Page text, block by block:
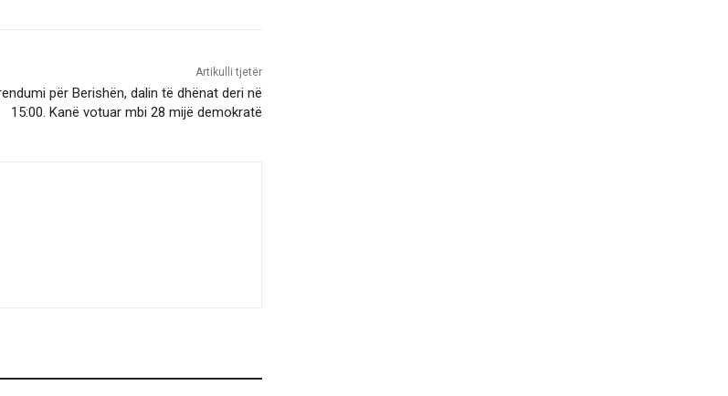
Artikulli tjetër
për Berishën, dalin të dhënat deri në
15:00. Kanë votuar mbi 28 mijë demokratë